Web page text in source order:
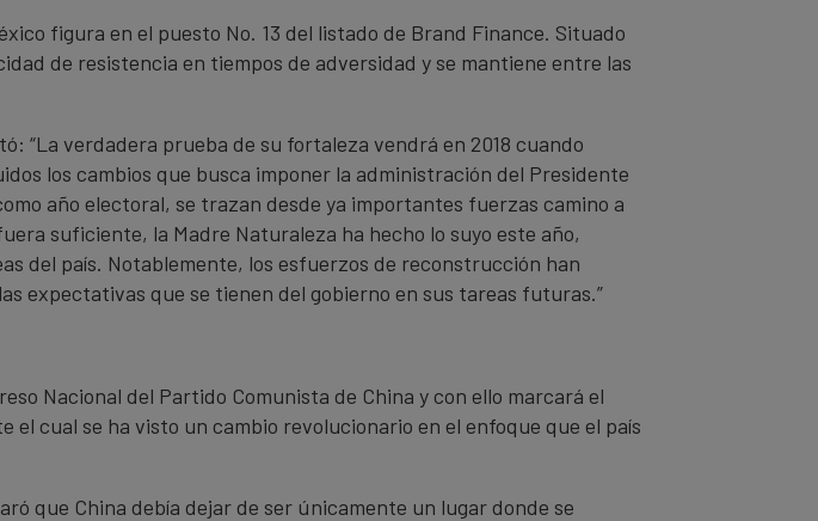
figura en el puesto No. 13 del listado de Brand Finance. Situado
de resistencia en tiempos de adversidad y se mantiene entre las
“La verdadera prueba de su fortaleza vendrá en 2018 cuando
los cambios que busca imponer la administración del Presidente
año electoral, se trazan desde ya importantes fuerzas camino a
suficiente, la Madre Naturaleza ha hecho lo suyo este año,
del país. Notablemente, los esfuerzos de reconstrucción han
expectativas que se tienen del gobierno en sus tareas futuras.”
Nacional del Partido Comunista de China y con ello marcará el
cual se ha visto un cambio revolucionario en el enfoque que el país
que China debía dejar de ser únicamente un lugar donde se